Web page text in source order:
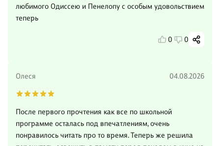
любимого Одиссею и Пенелопу с особым удовольствием
теперь
0 0
Олеся 04.08.2026
После первого прочтения как все по школьной
программе осталась под впечатлениям, очень
понравилось читать про то время. Теперь же решила